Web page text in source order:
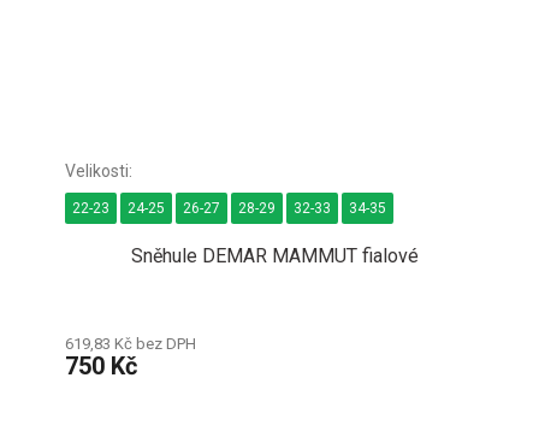
Sněhule DEMAR MAMMUT fialové
619,83 Kč bez DPH
750 Kč
22-23 24-25 26-27 28-29 32-33 34-35